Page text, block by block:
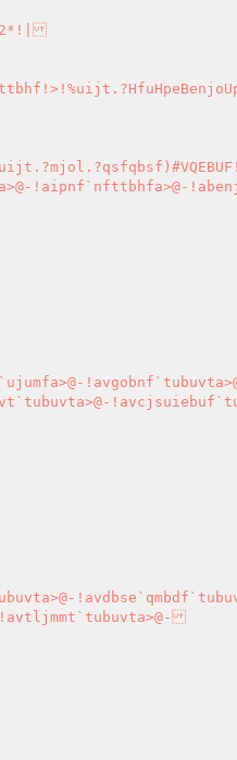
!aipnf`nfttbhfa>@-
!avtljmmt`tubuvta>@-